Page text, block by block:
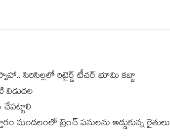
సిరిసిల్లలో రిటైర్డ్ టీచర్ భూమి కబ్జా
చేపట్టాలి
ట్రెంచ్ పనులను అడ్డుకున్న రైతులు